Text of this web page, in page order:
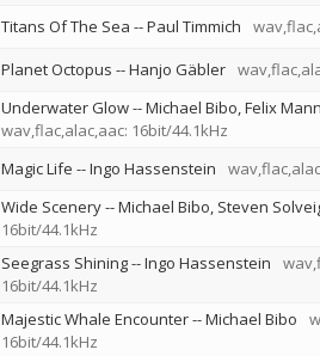
Titans Of The Sea --Paul Timmich
Planet Octopus --Hanjo Gäbler
Underwater Glow--Michael Bibo Felix
wav,flac,alac,aac: 16bit/44.1kHz
Magic Life --Ingo Hassenstein
Wide Scenery--Michael Bibo Steven
16bit/44.1kHz
Seegrass Shining--Ingo Hassenstein
16bit/44.1kHz
Majestic Whale Encounter--Michael Bibo
16bit/44.1kHz